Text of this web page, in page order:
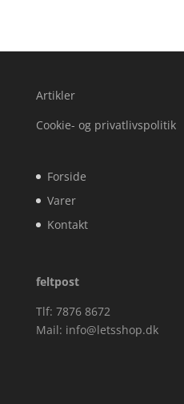
Artikler
Cookie- og privatlivspolitik
Forside
Varer
Kontakt
feltpost
Tlf: 7876 8672
Mail: info@letsshop.dk